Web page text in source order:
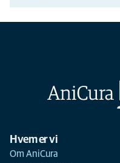
Hvem er vi
Om AniCura